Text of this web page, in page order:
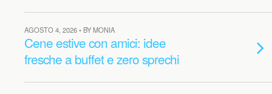
AGOSTO 4, 2026 • BY MONIA
Cene estive con amici: idee
fresche a buffet e zero sprechi